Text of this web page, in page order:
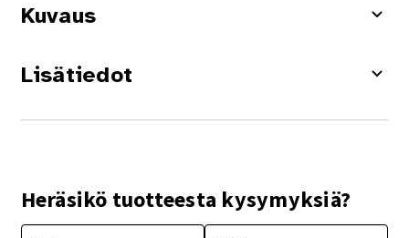
Kuvaus
Lisätiedot
Heräsikö tuotteesta kysymyksiä?